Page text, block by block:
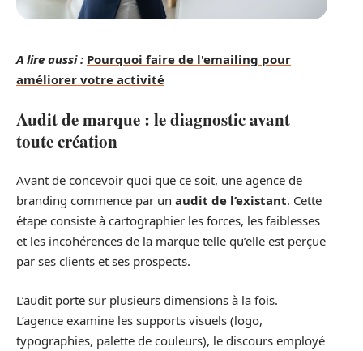
A lire aussi : Pourquoi faire de l'emailing pour
améliorer votre activité
Audit de marque : le diagnostic avant
toute création
Avant de concevoir quoi que ce soit, une agence de
branding commence par un audit de l’existant. Cette
étape consiste à cartographier les forces, les faiblesses
et les incohérences de la marque telle qu’elle est perçue
par ses clients et ses prospects.
L’audit porte sur plusieurs dimensions à la fois.
L’agence examine les supports visuels (logo,
typographies, palette de couleurs), le discours employé